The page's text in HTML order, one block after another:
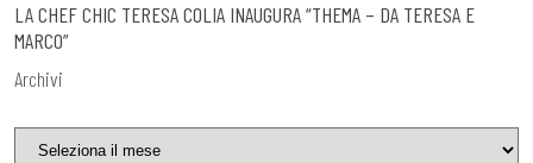
LA CHEF CHIC TERESA COLIA INAUGURA “THEMA – DA TERESA E
MARCO”
Archivi